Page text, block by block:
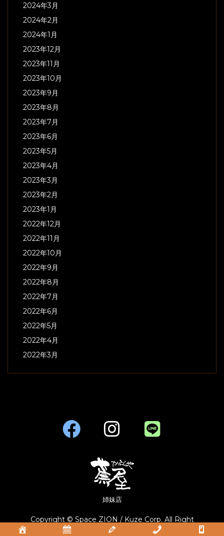
2024年3月
2024年2月
2024年1月
2023年12月
2023年11月
2023年10月
2023年9月
2023年8月
2023年7月
2023年6月
2023年5月
2023年4月
2023年3月
2023年2月
2023年1月
2022年12月
2022年11月
2022年10月
2022年9月
2022年8月
2022年7月
2022年6月
2022年5月
2022年4月
2022年3月
姉妹店
Copyright © Space ZION / Kuze Corp. All Right
Reserved.